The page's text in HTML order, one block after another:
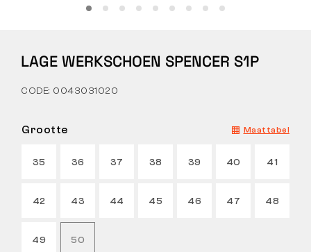
OVER ONS
ARTIKELEN
BENNON-LABORATORIUM
WINKEL MET BISTRO
RETOUREN
LAGE WERKSCHOEN SPENCER S1P
CODE: 0043031020
Grootte Maattabel
35 36 37 38 39 40 41
42 43 44 45 46 47 48
49 50